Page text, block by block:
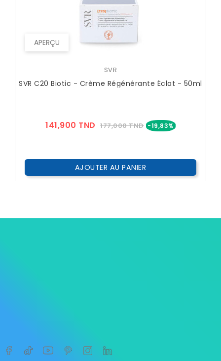
APERÇU
SVR
SVR C20 Biotic - Crème Régénérante Éclat - 50ml
141,900 TND Prix
177,000 TND -19,83% Prix
AJOUTER AU PANIER